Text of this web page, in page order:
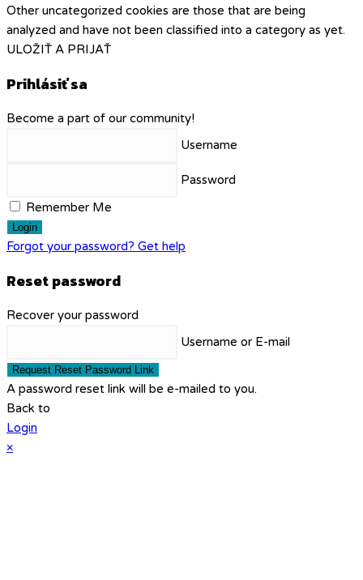
Other uncategorized cookies are those that are being
analyzed and have not been classified into a category as yet.
ULOŽIŤ A PRIJAŤ
Prihlásiť sa
Become a part of our community!
Username
Password
Remember Me
Login
Forgot your password? Get help
Reset password
Recover your password
Username or E-mail
Request Reset Password Link
A password reset link will be e-mailed to you.
Back to
Login
×